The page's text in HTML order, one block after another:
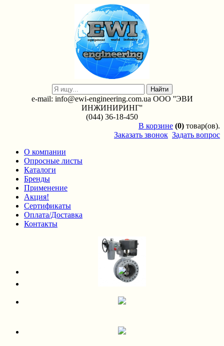
e-mail: info@ewi-engineering.com.ua ООО ''ЭВИ
ИНЖИНИРИНГ''
(044) 36-18-450
В корзине (0) товар(ов).
Заказать звонок Задать вопрос
О компании
Опросные листы
Каталоги
Бренды
Применение
Акция!
Сертификаты
Оплата/Доставка
Контакты